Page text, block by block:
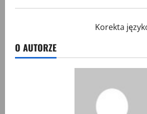
Korekta
O AUTORZE